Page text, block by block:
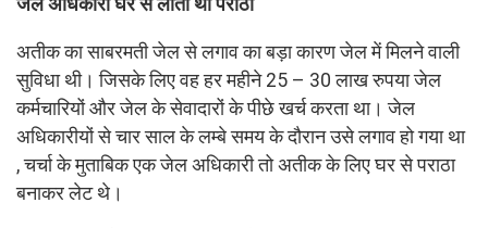
जेल अधिकारी घर से लाता था परोठा
अतीक का साबरमती जेल से लगाव का बड़ा कारण जेल में मिलने वाली
सुविधा थी। जिसके लिए वह हर महीने 25 – 30 लाख रुपया जेल
कर्मचारियों और जेल के सेवादारों के पीछे खर्च करता था। जेल
अधिकारीयों से चार साल के लम्बे समय के दौरान उसे लगाव हो गया था
, चर्चा के मुताबिक एक जेल अधिकारी तो अतीक के लिए घर से पराठा
बनाकर लेट थे।